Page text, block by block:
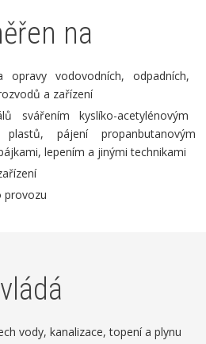
na
vodovodních, odpadních,
a zařízení
svářením kyslíko-acetylénovým
pájení propanbutanovým
lepením a jinými technikami
provozu
vody, kanalizace, topení a plynu